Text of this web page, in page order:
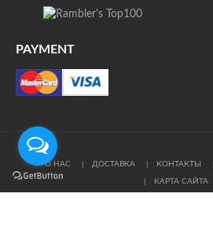
PAYMENT
О НАС ДОСТАВКА КОНТАКТЫ
КАРТА САЙТА